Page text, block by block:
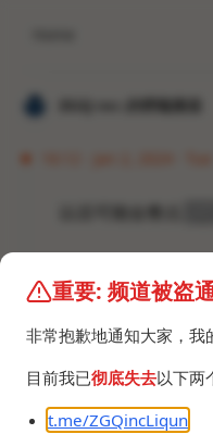
𝐙𝐆𝐐 ɪɴᴄ.的唠嗑频道
重要: 频道被盗
非常抱歉地通知大家，我
目前我已彻底失去以下两
t.me/ZGQincLiqun